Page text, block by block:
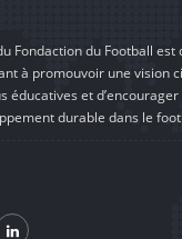
Fondaction du Football est
à promouvoir une vision
éducatives et
durable dans le